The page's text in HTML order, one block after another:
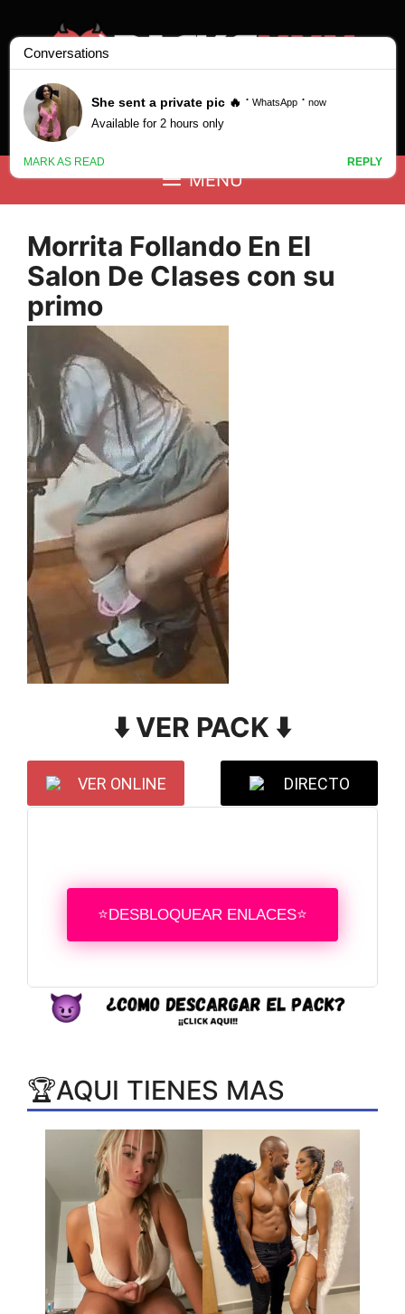
contenido
Buscar:
MENÚ
Morrita Follando En El
Salon De Clases con su
primo
⬇️ VER PACK ⬇️
VER ONLINE DIRECTO
⭐DESBLOQUEAR ENLACES⭐
🏆AQUI TIENES MAS